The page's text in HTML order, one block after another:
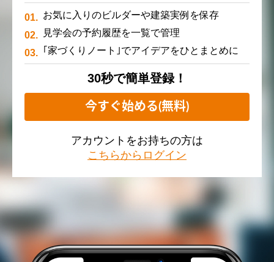
お気に入りのビルダーや建築実例を保存
見学会の予約履歴を一覧で管理
｢家づくりノート｣でアイデアをひとまとめに
30秒で簡単登録！
今すぐ始める(無料)
アカウントをお持ちの方は
こちらからログイン